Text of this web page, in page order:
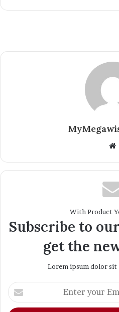
With Product
Subscribe to
get the
Lorem ipsum dolor sit
Enter
your
Email